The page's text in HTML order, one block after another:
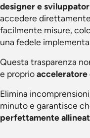
designer e
accedere
facilmente misure,
una fedele
Questa trasparenza
e proprio
Elimina
minuto e garantisce
perfettamente